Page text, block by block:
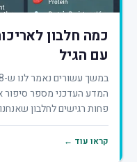
כמה חלבון
עם הגיל
המדע העדכני מספר סיפור
פחות רגישים לחלבון
קראו עוד ←